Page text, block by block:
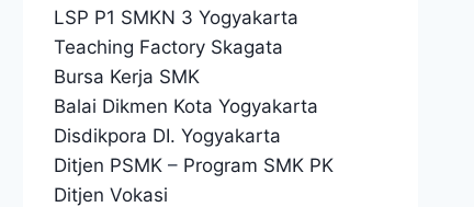
LSP P1 SMKN 3 Yogyakarta
Teaching Factory Skagata
Bursa Kerja SMK
Balai Dikmen Kota Yogyakarta
Disdikpora DI. Yogyakarta
Ditjen PSMK– Program SMK PK
Ditjen Vokasi